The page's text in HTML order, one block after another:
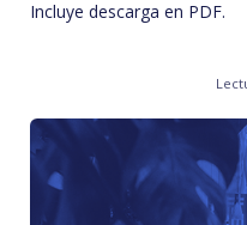
Incluye descarga en PDF.